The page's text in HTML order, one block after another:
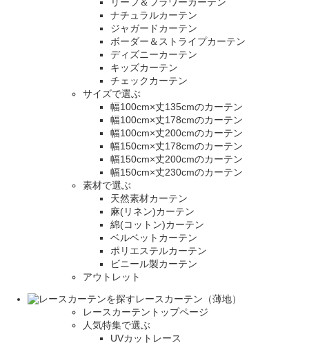
リーフ＆フラワーカーテン
ナチュラルカーテン
ジャガードカーテン
ボーダー＆ストライプカーテン
ディズニーカーテン
キッズカーテン
チェックカーテン
サイズで選ぶ
幅100cm×丈135cmのカーテン
幅100cm×丈178cmのカーテン
幅100cm×丈200cmのカーテン
幅150cm×丈178cmのカーテン
幅150cm×丈200cmのカーテン
幅150cm×丈230cmのカーテン
素材で選ぶ
天然素材カーテン
麻(リネン)カーテン
綿(コットン)カーテン
ベルベットカーテン
ポリエステルカーテン
ビニール製カーテン
アウトレット
レースカーテン（薄地）
レースカーテントップページ
人気特集で選ぶ
UVカットレース